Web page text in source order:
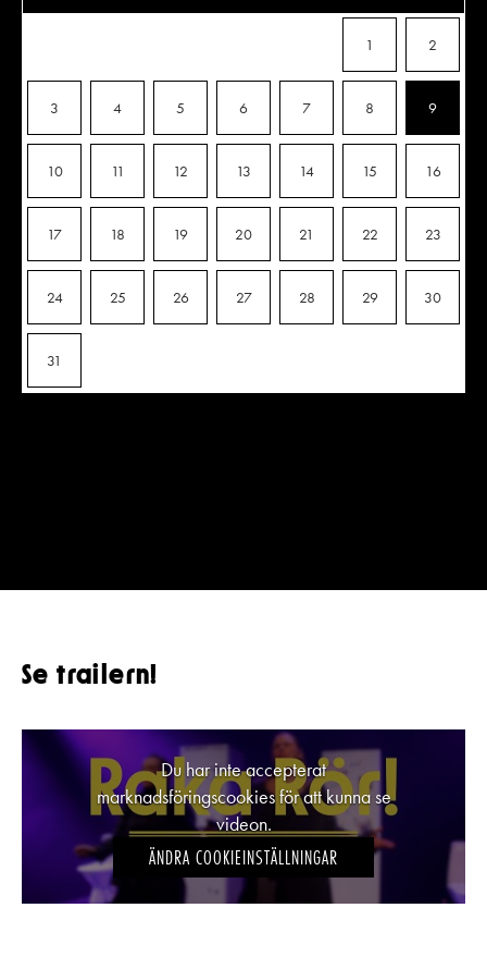
1 2
3 4 5 6 7 8 9
10 11 12 13 14 15 16
17 18 19 20 21 22 23
24 25 26 27 28 29 30
31
Se trailern!
Du har inte accepterat
marknadsföringscookies för att kunna se
videon.
ÄNDRA COOKIEINSTÄLLNINGAR